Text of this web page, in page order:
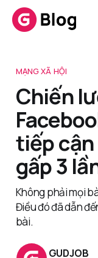
MẠNG XÃ HỘI
Chiến
tiếp
gấp 3
Không phải mọi
Điều đó đã dẫn
bài.
GUDJOB